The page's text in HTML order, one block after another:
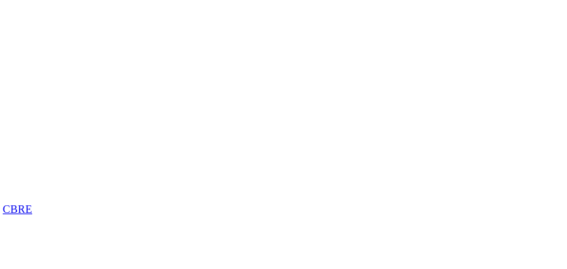
CBRE